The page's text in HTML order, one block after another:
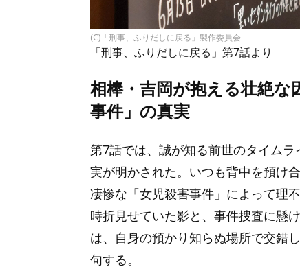
(C)「刑事、ふりだしに戻る」製作委員会
「刑事、ふりだしに戻る」第7話より
相棒・吉岡が抱える壮絶な
事件」の真実
第7話では、誠が知る前世のタイム
実が明かされた。いつも背中を預け
凄惨な「女児殺害事件」によって理
時折見せていた影と、事件捜査に懸
は、自身の預かり知らぬ場所で交錯
句する。